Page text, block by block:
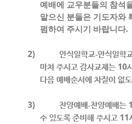
예배에 교우분들의 참석
맡으신 분들은 기도자와
펌하여 주시기 바랍니다.
2) 안식일학교-안식일학
마쳐 주시고 감사교제는10
다음 예배순서에 차질이 없
3) 찬양예배-찬양예배는
수 있도록 준비해 주시고11